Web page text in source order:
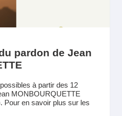
pardon de Jean
à partir des 12
MONBOURQUETTE
Pour en savoir plus sur les